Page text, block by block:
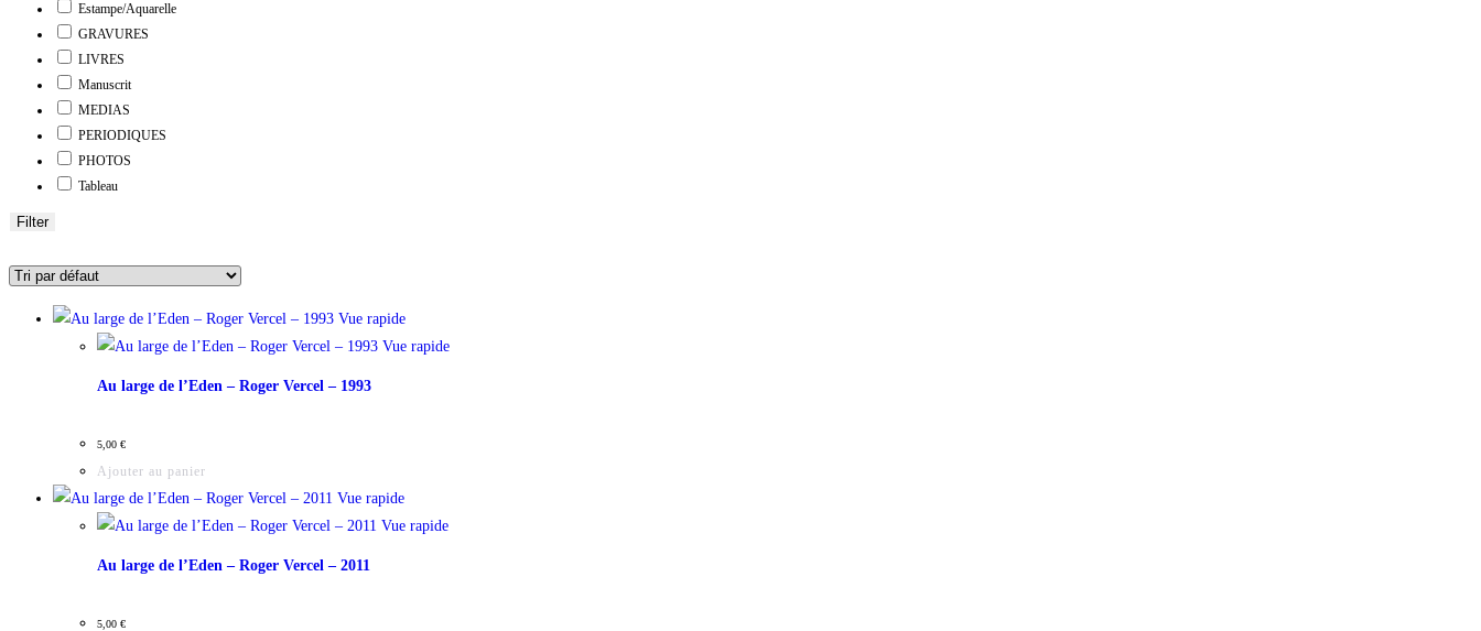
Estampe/Aquarelle
GRAVURES
LIVRES
Manuscrit
MEDIAS
PERIODIQUES
PHOTOS
Tableau
Filter
Vue rapide
Vue rapide
Au large de l’Eden – Roger Vercel – 1993
5,00 €
Ajouter au panier
Vue rapide
Vue rapide
Au large de l’Eden – Roger Vercel – 2011
5,00 €